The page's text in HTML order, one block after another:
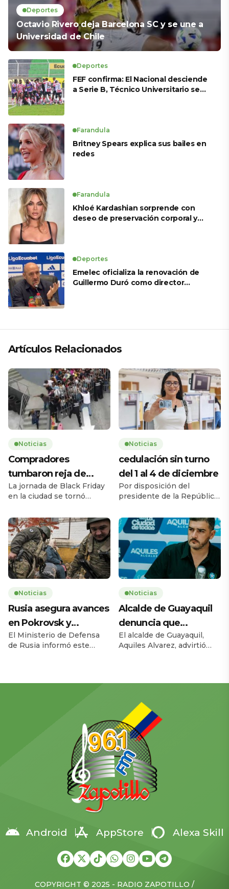
Deportes
Octavio Rivero deja Barcelona SC y se une a
Universidad de Chile
Deportes
FEF confirma: El Nacional desciende
a Serie B, Técnico Universitario se
Farandula
Britney Spears explica sus bailes en
redes
Farandula
Khloé Kardashian sorprende con
deseo de preservación corporal y
Deportes
Emelec oficializa la renovación de
Guillermo Duró como director
Artículos Relacionados
Noticias
Compradores
tumbaron reja de
supermercado
La jornada de Black Friday
en la ciudad se tornó
jueves 27 de noviembre,
cuando una multitud de
personas tumbó la reja de
un supermercado ubicado
en la avenida Carlos Julio
Arosemena, en el norte de
la ciudad. El hecho ocurrió
a las 08h17, 43 minutos
antes de la apertura […]
Noticias
cedulación sin turno
del 1 al 4 de diciembre
Por disposición del
presidente de la República,
Registro Civil del Ecuador
habilitará el servicio de
cedulación sin turno entre
el lunes 1 y el jueves 4 de
diciembre de 2025, en
horario de 08h00 a 17h00,
en 193 agencias a escala
nacional. La medida busca
ampliar la capacidad
operativa y facilitar […]
Noticias
Rusia asegura avances
en Pokrovsk y
Vasiukivka
El Ministerio de Defensa
de Rusia informó este
suroeste de Síversk, en la
tropas rusas amenazar a
Síversk desde el suroeste y
acercar el frente a unos […]
Noticias
Alcalde de Guayaquil
denuncia que
suspensiones del
SERCOP
El alcalde de Guayaquil,
Aquiles Alvarez, advirtió
procesos del Servicio
Pública (SERCOP), que
según dijo afectan
directamente a la ciudad y
al país. La medida más
crítica, señaló, ha sido
frenar la importación de
insulina en medio de una
crisis nacional por […]
Android AppStore Alexa Skill
COPYRIGHT © 2025 - RADIO ZAPOTILLO /